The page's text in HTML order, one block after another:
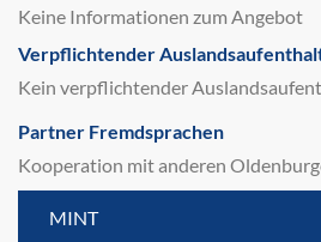
Keine Informationen zum Angebot
Verpflichtender
Kein verpflichtender
Partner Fremdsprachen
Kooperation mit anderen
MINT